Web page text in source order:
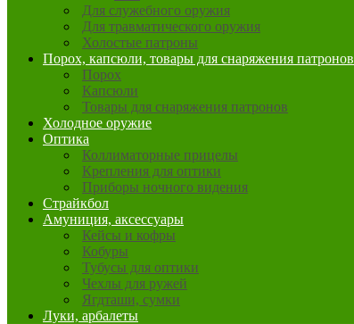
Для служебного оружия
Для травматического оружия
Холостые патроны
Порох, капсюли, товары для снаряжения патронов
Порох
Капсюли
Товары для снаряжения патронов
Холодное оружие
Оптика
Коллиматорные прицелы
Крепления для оптики
Приборы ночного видения
Страйкбол
Амуниция, аксессуары
Кейсы и кофры
Кобуры
Тубусы для оптики
Чехлы для ружей
Ягдташи, сумки
Луки, арбалеты